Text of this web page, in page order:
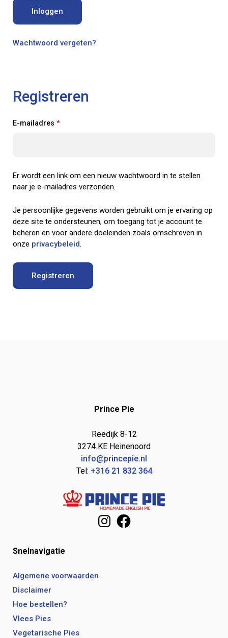
Inloggen
Wachtwoord vergeten?
Registreren
E-mailadres *Verplicht
Er wordt een link om een nieuw wachtwoord in te stellen
naar je e-mailadres verzonden.
Je persoonlijke gegevens worden gebruikt om je ervaring op
deze site te ondersteunen, om toegang tot je account te
beheren en voor andere doeleinden zoals omschreven in
onze privacybeleid.
Registreren
Prince Pie
Reedijk 8-12
3274 KE Heinenoord
info@princepie.nl
Tel: +316 21 832 364
Instagram
Facebook
Snelnavigatie
Algemene voorwaarden
Disclaimer
Hoe bestellen?
Vlees Pies
Vegetarische Pies